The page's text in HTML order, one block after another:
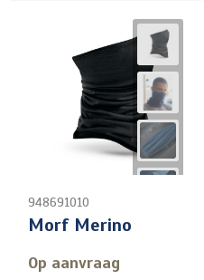
948691010
Morf Merino
Op aanvraag